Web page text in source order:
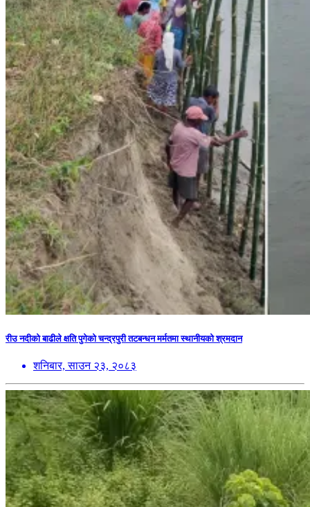
रीउ नदीको बाढीले क्षति पुगेको चन्द्रपुरी तटबन्धन मर्मतमा स्थानीयको श्रमदान
शनिबार, साउन २३, २०८३